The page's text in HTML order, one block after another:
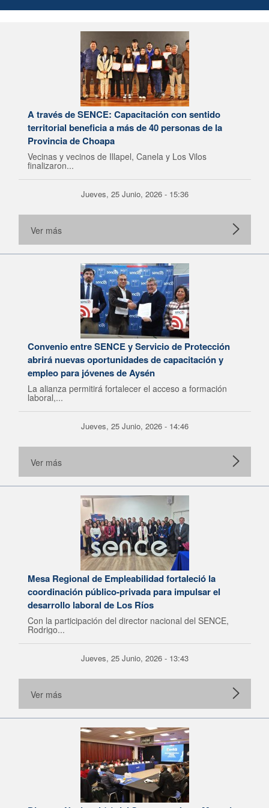
A través de SENCE: Capacitación con sentido
territorial beneficia a más de 40 personas de la
Provincia de Choapa
Vecinas y vecinos de Illapel, Canela y Los Vilos
finalizaron...
Jueves, 25 Junio, 2026 - 15:36
Ver más
Convenio entre SENCE y Servicio de Protección
abrirá nuevas oportunidades de capacitación y
empleo para jóvenes de Aysén
La alianza permitirá fortalecer el acceso a formación
laboral,...
Jueves, 25 Junio, 2026 - 14:46
Ver más
Mesa Regional de Empleabilidad fortaleció la
coordinación público-privada para impulsar el
desarrollo laboral de Los Ríos
Con la participación del director nacional del SENCE,
Rodrigo...
Jueves, 25 Junio, 2026 - 13:43
Ver más